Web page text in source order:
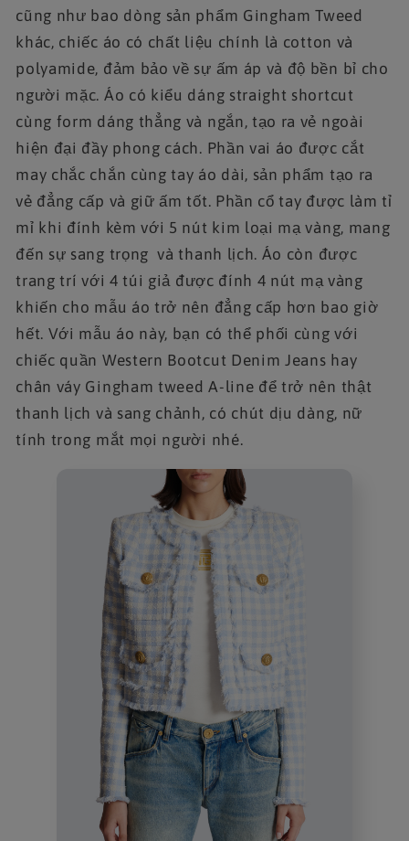
cũng như bao dòng sản phẩm Gingham Tweed
khác, chiếc áo có chất liệu chính là cotton và
polyamide, đảm bảo về sự ấm áp và độ bền bỉ cho
người mặc. Áo có kiểu dáng straight shortcut
cùng form dáng thẳng và ngắn, tạo ra vẻ ngoài
hiện đại đầy phong cách. Phần vai áo được cắt
may chắc chắn cùng tay áo dài, sản phẩm tạo ra
vẻ đẳng cấp và giữ ấm tốt. Phần cổ tay được làm tỉ
mỉ khi đính kèm với 5 nút kim loại mạ vàng, mang
đến sự sang trọng và thanh lịch. Áo còn được
trang trí với 4 túi giả được đính 4 nút mạ vàng
khiến cho mẫu áo trở nên đẳng cấp hơn bao giờ
hết. Với mẫu áo này, bạn có thể phối cùng với
chiếc quần Western Bootcut Denim Jeans hay
chân váy Gingham tweed A-line để trở nên thật
thanh lịch và sang chảnh, có chút dịu dàng, nữ
tính trong mắt mọi người nhé.